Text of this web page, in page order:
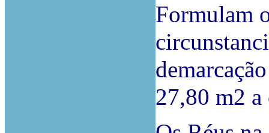
Formulam
27,80 m2